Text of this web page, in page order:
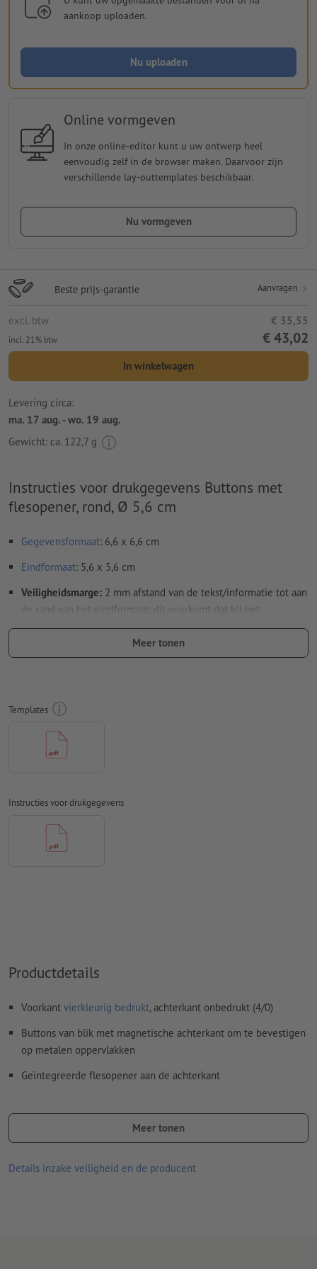
aankoop uploaden.
Nu uploaden
Online vormgeven
In onze online-editor kunt u uw ontwerp heel
eenvoudig zelf in de browser maken. Daarvoor zijn
verschillende lay-outtemplates beschikbaar.
Nu vormgeven
Beste prijs-garantie Aanvragen
excl. btw € 35,55
incl. 21% btw € 43,02
In winkelwagen
Levering circa:
ma. 17 aug. - wo. 19 aug.
Gewicht: ca. 122,7 g
Instructies voor drukgegevens Buttons met
flesopener, rond, Ø 5,6 cm
Gegevensformaat: 6,6 x 6,6 cm
Eindformaat: 5,6 x 5,6 cm
Veiligheidsmarge: 2 mm afstand van de tekst/informatie tot aan
de rand van het eindformaat: dit voorkomt dat bij het
schoonsnijden teveel wordt uitgesneden.
Lettertypes
naar krommen
Kleurmodus:
papier, FOGRA52 (PSO Uncoated v3 FOGRA52) voor
Spel- en zetfoutenworden door ons niet gecontroleerd
Overdrukinstellingen
Commentaren
Meer tonen
Templates
Instructies voor drukgegevens
Productdetails
Voorkant vierkleurig bedrukt, achterkant onbedrukt (4/0)
Buttons van blik met magnetische achterkant om te bevestigen
op metalen oppervlakken
Geïntegreerde flesopener aan de achterkant
Let erop dat in uw drukgegevens aan elke kant een omklaprand
van 5 mm extra voor het eindformaat moet worden
Meer tonen
Details inzake veiligheid en de producent